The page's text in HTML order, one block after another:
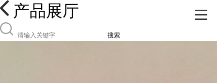
产品展厅
搜索